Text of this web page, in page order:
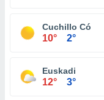
Cuchillo Có
10° 2°
Euskadi
12° 3°